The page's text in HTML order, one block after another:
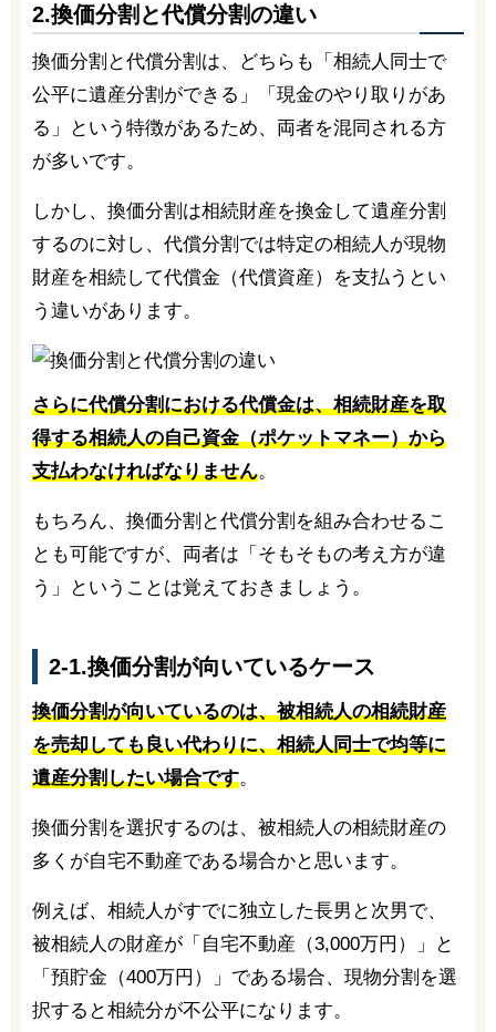
2.換価分割と代償分割の違い
換価分割と代償分割は、どちらも「相続人同士で
公平に遺産分割ができる」「現金のやり取りがあ
る」という特徴があるため、両者を混同される方
が多いです。
しかし、換価分割は相続財産を換金して遺産分割
するのに対し、代償分割では特定の相続人が現物
財産を相続して代償金（代償資産）を支払うとい
う違いがあります。
さらに代償分割における代償金は、相続財産を取
得する相続人の自己資金（ポケットマネー）から
支払わなければなりません。
もちろん、換価分割と代償分割を組み合わせるこ
とも可能ですが、両者は「そもそもの考え方が違
う」ということは覚えておきましょう。
2-1.換価分割が向いているケース
換価分割が向いているのは、被相続人の相続財産
を売却しても良い代わりに、相続人同士で均等に
遺産分割したい場合です。
換価分割を選択するのは、被相続人の相続財産の
多くが自宅不動産である場合かと思います。
例えば、相続人がすでに独立した長男と次男で、
被相続人の財産が「自宅不動産（3,000万円）」と
「預貯金（400万円）」である場合、現物分割を選
択すると相続分が不公平になります。